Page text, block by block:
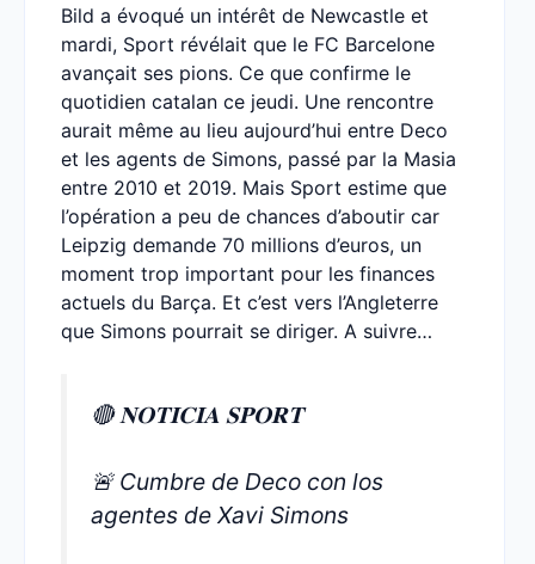
Bild a évoqué un intérêt de Newcastle et
mardi, Sport révélait que le FC Barcelone
avançait ses pions. Ce que confirme le
quotidien catalan ce jeudi. Une rencontre
aurait même au lieu aujourd’hui entre Deco
et les agents de Simons, passé par la Masia
entre 2010 et 2019. Mais Sport estime que
l’opération a peu de chances d’aboutir car
Leipzig demande 70 millions d’euros, un
moment trop important pour les finances
actuels du Barça. Et c’est vers l’Angleterre
que Simons pourrait se diriger. A suivre…
🔴 𝐍𝐎𝐓𝐈𝐂𝐈𝐀 𝐒𝐏𝐎𝐑𝐓
🚨 Cumbre de Deco con los
agentes de Xavi Simons